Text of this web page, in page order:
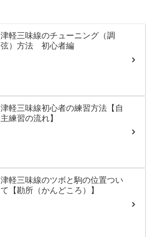
津軽三味線のチューニング（調
弦）方法 初心者編
津軽三味線初心者の練習方法【自
主練習の流れ】
津軽三味線のツボと駒の位置つい
て【勘所（かんどころ）】